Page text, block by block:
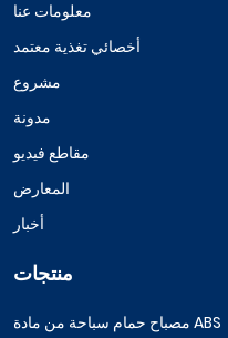
معلومات عنا
أخصائي تغذية معتمد
مشروع
مدونة
مقاطع فيديو
المعارض
أخبار
منتجات
مصباح حمام سباحة من مادة ABS